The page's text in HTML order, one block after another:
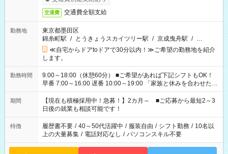
交通費 交通費全額支給
勤務地
東京都墨田区
錦糸町駅 / とうきょうスカイツリー駅 / 京成曳舟駅 / …
≪自宅からドアtoドアで30分以内！≫ご希望の勤務地を紹介
します。
勤務時間
9:00～18:00（休憩60分） ■ご希望があれば下記シフトもOK！
早番 7:00～16:00 遅番 10:00～19:00 「家族と休みを合わせた
い」 「余裕を持って夕飯の準備がしたい」 「できれば残業はし
たくない」 など、ご希望を教えてくださいね。 ※Wワーク希望
の方へ 今ご覧のお仕事で希望する勤務時間と、もう1つのお仕事
の勤務時間。 合計で週40時間を超える場合は応募できません。
期間
【現在も積極採用中！急募！】2カ月～ ■ご応募から最短2～3
日後の就業も相談可能です！
特徴 履歴書不要 / 40～50代活躍中 / 服装自由 / シフト勤務 / 10名以
上の大量募集 / 電話対応なし / パソコンスキル不要